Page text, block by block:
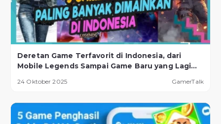
Deretan Game Terfavorit di Indonesia, dari
Mobile Legends Sampai Game Baru yang Lagi
24 Oktober 2025 GamerTalk